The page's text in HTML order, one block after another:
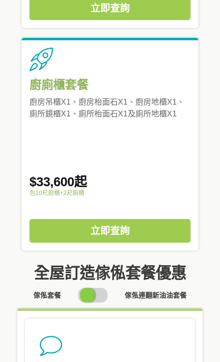
立即查詢
廚廁櫃套餐
廚房吊櫃X1、廚房枱面石X1、廚房地櫃X1、
廁所鏡櫃X1、廁所枱面石X1及廁所地櫃X1
$33,600起
包10尺廚櫃+2尺廁櫃
立即查詢
全屋訂造傢俬套餐優惠
傢俬套餐
SWITCH
PRICING
傢俬連翻新油油套餐